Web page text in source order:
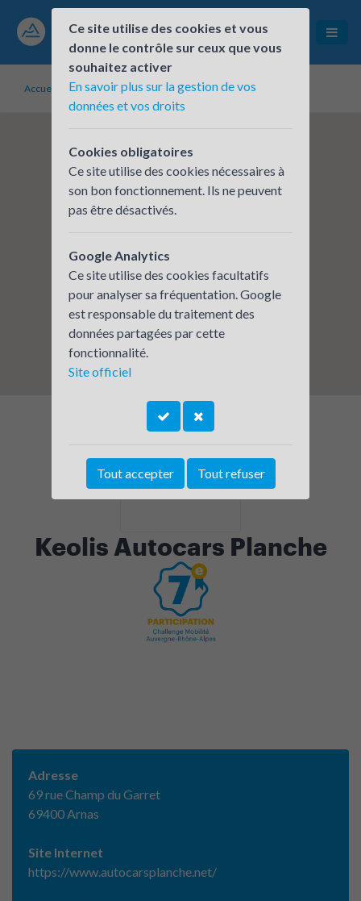
Accueil Établissements inscrits Keolis Autocars Planche
Keolis Autocars Planche
Adresse
69 rue Champ du Garret
69400 Arnas
Site Internet
https://www.autocarsplanche.net/
Ce site utilise des cookies et vous
donne le contrôle sur ceux que vous
souhaitez activer
En savoir plus sur la gestion de vos
données et vos droits
Cookies obligatoires
Ce site utilise des cookies nécessaires à
son bon fonctionnement. Ils ne peuvent
pas être désactivés.
Google Analytics
Ce site utilise des cookies facultatifs
pour analyser sa fréquentation. Google
est responsable du traitement des
données partagées par cette
fonctionnalité.
Site officiel
Tout accepter Tout refuser